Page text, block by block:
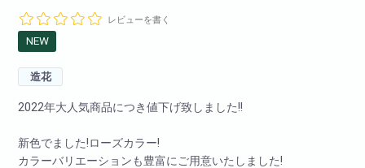
レビューを書く
NEW
造花
2022年大人気商品につき値下げ致しました!!
新色でました!ローズカラー!
カラーバリエーションも豊富にご用意いたしました!